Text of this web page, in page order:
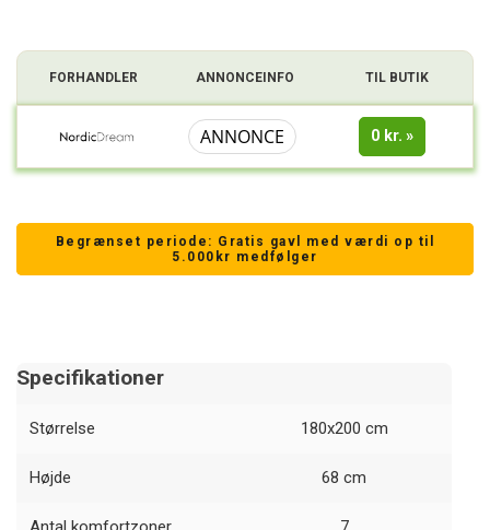
FORHANDLER ANNONCEINFO TIL BUTIK
ANNONCE 0 kr.
Begrænset periode: Gratis gavl med værdi op til
5.000kr medfølger
Specifikationer
Størrelse 180x200 cm
Højde 68 cm